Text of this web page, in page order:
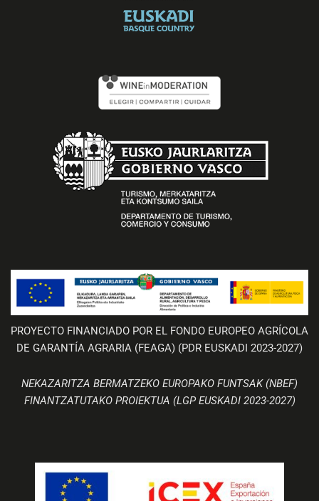
PROYECTO FINANCIADO POR EL FONDO EUROPEO AGRÍCOLA
DE GARANTÍA AGRARIA (FEAGA) (PDR EUSKADI 2023-2027)
NEKAZARITZA BERMATZEKO EUROPAKO FUNTSAK (NBEF)
FINANTZATUTAKO PROIEKTUA (LGP EUSKADI 2023-2027)